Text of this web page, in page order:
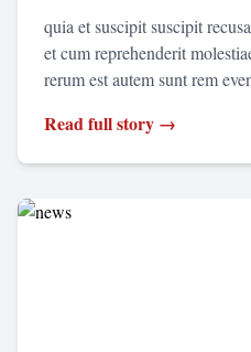
quia et suscipit suscipit
et cum reprehenderit
rerum est autem sunt rem
Read full story →